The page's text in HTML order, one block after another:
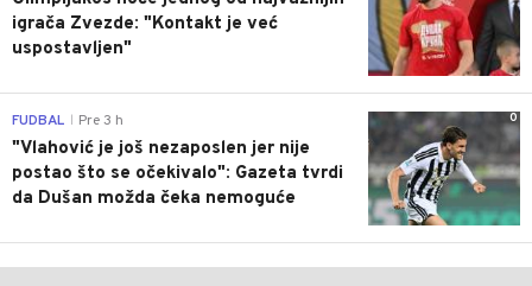
igrača Zvezde: "Kontakt je već
uspostavljen"
0
FUDBAL Pre 3 h
"Vlahović je još nezaposlen jer nije
postao što se očekivalo": Gazeta tvrdi
da Dušan možda čeka nemoguće